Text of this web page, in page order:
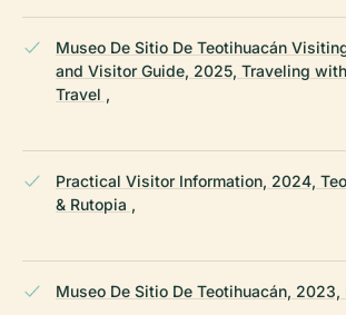
Museo De Sitio De Teotihuacán
and Visitor Guide, 2025, Traveling
Travel ,
Practical Visitor Information, 2024,
& Rutopia ,
Museo De Sitio De Teotihuacán,